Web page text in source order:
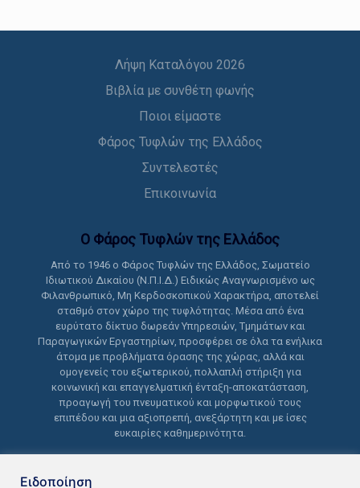
Λήψη Καταλόγου 2026
Βιβλία με συνθέτη φωνής
Ποιοι είμαστε
Φάρος Τυφλών της Ελλάδος
Συντελεστές
Επικοινωνία
Ο Φάρος Τυφλών της Ελλάδoς
Από το 1946 ο Φάρος Τυφλών της Ελλάδος, Σωματείο
Ιδιωτικού Δικαίου (Ν.Π.Ι.Δ.) Ειδικώς Αναγνωρισμένο ως
Φιλανθρωπικό, Μη Κερδοσκοπικού Χαρακτήρα, αποτελεί
σταθμό στον χώρο της τυφλότητας. Μέσα από ένα
ευρύτατο δίκτυο δωρεάν Υπηρεσιών, Τμημάτων και
Παραγωγικών Εργαστηρίων, προσφέρει σε όλα τα ενήλικα
άτομα με προβλήματα όρασης της χώρας, αλλά και
ομογενείς του εξωτερικού, πολλαπλή στήριξη για
κοινωνική και επαγγελματική ένταξη-αποκατάσταση,
προαγωγή του πνευματικού και μορφωτικού τους
επιπέδου και μια αξιοπρεπή, ανεξάρτητη και με ίσες
ευκαιρίες καθημερινότητα.
Ειδοποίηση